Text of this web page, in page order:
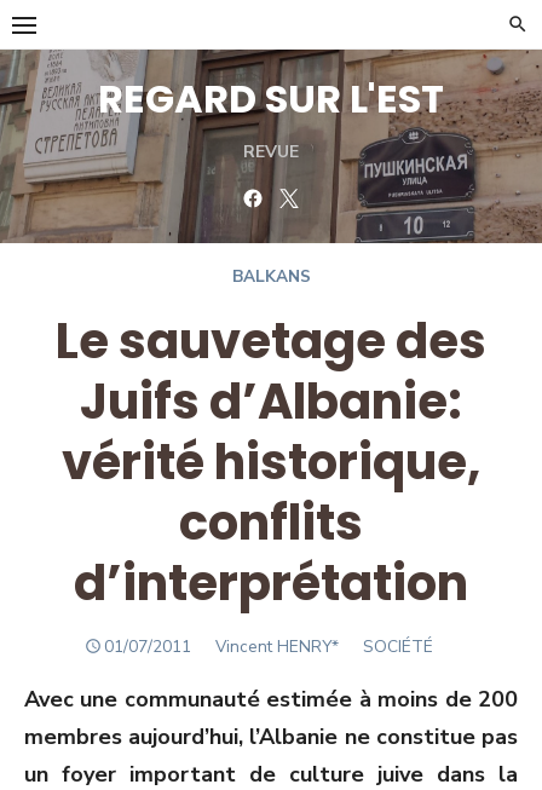
Skip
to
content
REGARD SUR L'EST
REVUE
FacebookTwitter
BALKANS
Le sauvetage des
Juifs d’Albanie:
vérité historique,
conflits
d’interprétation
POSTED
01/07/2011 Author
Vincent HENRY* SOCIÉTÉ
Avec une communauté estimée à moins de 200
membres aujourd’hui, l’Albanie ne constitue pas
un foyer important de culture juive dans la